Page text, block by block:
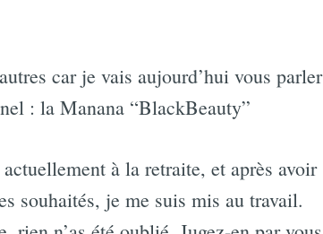
car je vais aujourd’hui vous parler
: la Manana “BlackBeauty”
à la retraite, et après avoir
souhaités, je me suis mis au travail.